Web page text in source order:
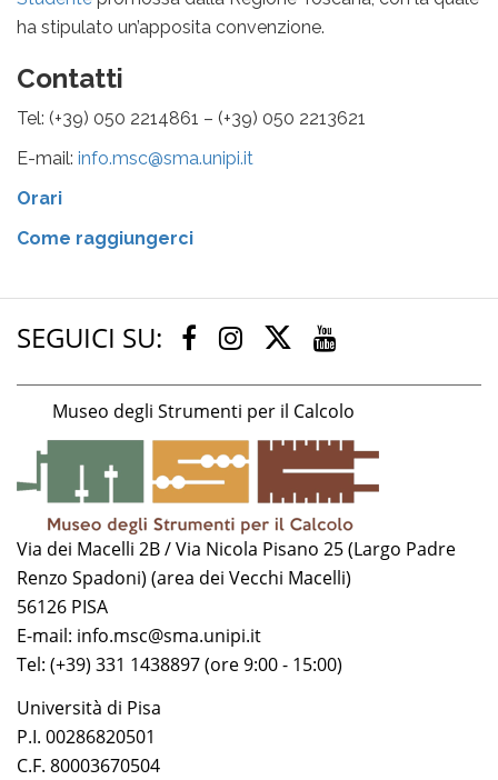
ha stipulato un’apposita convenzione.
Contatti
Tel: (+39) 050 2214861 – (+39) 050 2213621
E-mail: info.msc@sma.unipi.it
Orari
Come raggiungerci
SEGUICI SU: Facebook
Instagram
Twitter
Museo degli Strumenti per il Calcolo
Via dei Macelli 2B / Via Nicola Pisano 25 (Largo Padre
Renzo Spadoni) (area dei Vecchi Macelli)
56126 PISA
E-mail: info.msc@sma.unipi.it
Tel: (+39) 331 1438897 (ore 9:00 - 15:00)
Università di Pisa
P.I. 00286820501
C.F. 80003670504